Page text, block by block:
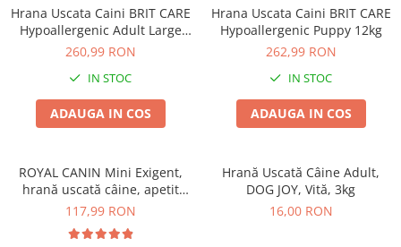
Rozătoare
Hrană Rozătoare
Delicii Rozătoare
Îngrijire Rozătoare
Așternut Igienic Rozătoare
Cuști Rozătoare
Hrana Uscata Caini BRIT CARE
Hypoallergenic Adult Large
Breed 12kg
260,99 RON
IN STOC
ADAUGA IN COS
Hrana Uscata Caini BRIT CARE
Hypoallergenic Puppy 12kg
262,99 RON
IN STOC
ADAUGA IN COS
ROYAL CANIN Mini Exigent,
hrană uscată câine, apetit
capricios, 3kg
117,99 RON
Hrană Uscată Câine Adult,
DOG JOY, Vită, 3kg
16,00 RON